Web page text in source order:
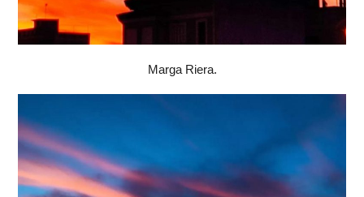
Marga Riera.